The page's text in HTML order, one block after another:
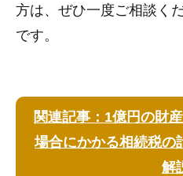
方は、ぜひ一度ご相談く
です。
関連記事：1億円の財
場合にかかる相続税の
解